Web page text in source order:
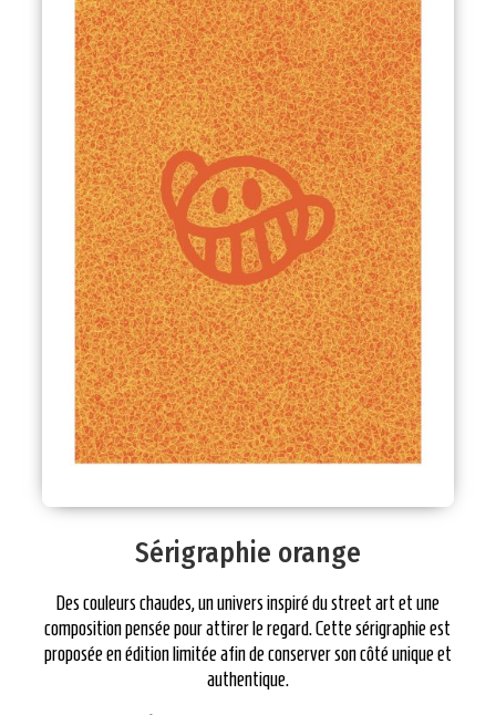
Sérigraphie orange
Des couleurs chaudes, un univers inspiré du street art et une
composition pensée pour attirer le regard. Cette sérigraphie est
proposée en édition limitée afin de conserver son côté unique et
authentique.